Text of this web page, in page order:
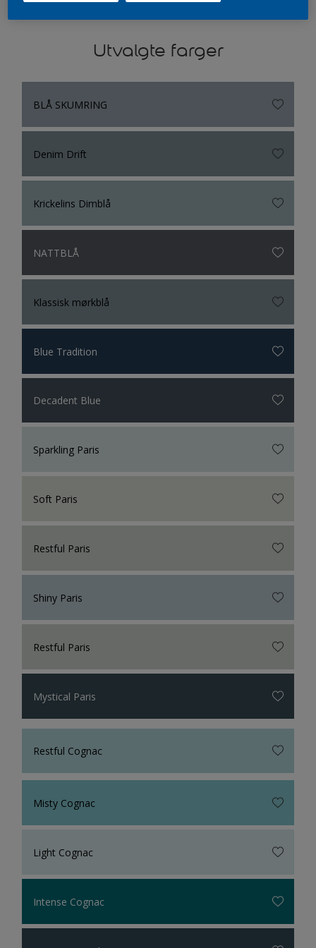
Utvalgte farger
BLÅ SKUMRING
Denim Drift
Krickelins Dimblå
NATTBLÅ
Klassisk mørkblå
Blue Tradition
Decadent Blue
Sparkling Paris
Soft Paris
Restful Paris
Shiny Paris
Restful Paris
Mystical Paris
Restful Cognac
Misty Cognac
Light Cognac
Intense Cognac